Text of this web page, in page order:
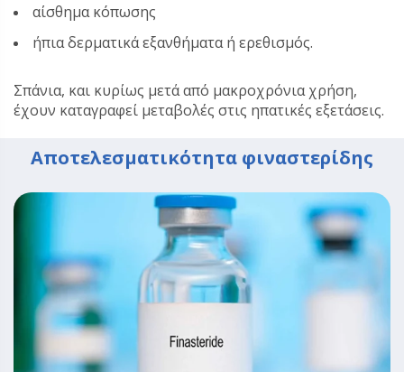
αίσθημα κόπωσης
ήπια δερματικά εξανθήματα ή ερεθισμός.
Σπάνια, και κυρίως μετά από μακροχρόνια χρήση,
έχουν καταγραφεί μεταβολές στις ηπατικές εξετάσεις.
Αποτελεσματικότητα φιναστερίδης